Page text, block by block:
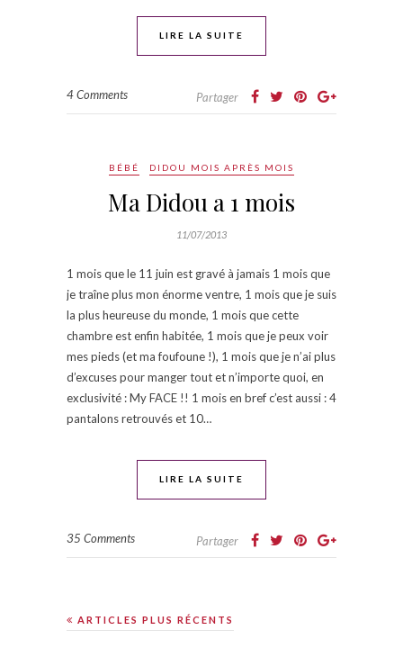
LIRE LA SUITE
4 Comments Partager
BÉBÉ DIDOU MOIS APRÈS MOIS
Ma Didou a 1 mois
11/07/2013
1 mois que le 11 juin est gravé à jamais 1 mois que
je traîne plus mon énorme ventre, 1 mois que je suis
la plus heureuse du monde, 1 mois que cette
chambre est enfin habitée, 1 mois que je peux voir
mes pieds (et ma foufoune !), 1 mois que je n’ai plus
d’excuses pour manger tout et n’importe quoi, en
exclusivité : My FACE !! 1 mois en bref c’est aussi : 4
pantalons retrouvés et 10…
LIRE LA SUITE
35 Comments Partager
ARTICLES PLUS RÉCENTS